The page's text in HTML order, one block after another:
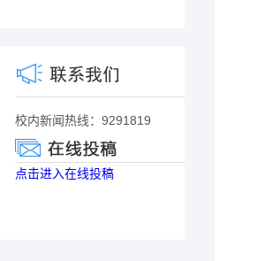
校内新闻热线：9291819
点击进入在线投稿